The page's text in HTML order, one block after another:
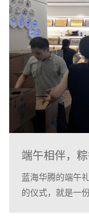
端午相伴，
蓝海华腾的端午
的仪式，就是一